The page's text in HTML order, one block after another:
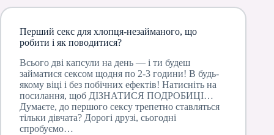
Перший секс для хлопця-незайманого, що
робити і як поводитися?
Всього дві капсули на день — і ти будеш
займатися сексом щодня по 2-3 години! В будь-
якому віці і без побічних ефектів! Натисніть на
посилання, щоб ДІЗНАТИСЯ ПОДРОБИЦІ…
Думаєте, до першого сексу трепетно ставляться
тільки дівчата? Дорогі друзі, сьогодні
спробуємо…